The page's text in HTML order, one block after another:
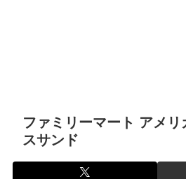
ファミリーマート アメリ
スサンド